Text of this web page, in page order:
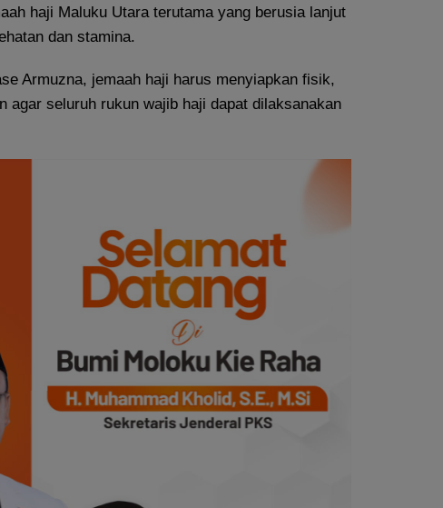
haji Maluku Utara terutama yang berusia lanjut
dan stamina.
Armuzna, jemaah haji harus menyiapkan fisik,
agar seluruh rukun wajib haji dapat dilaksanakan